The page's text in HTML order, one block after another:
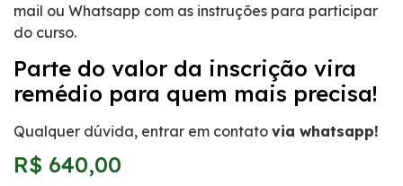
mail ou Whatsapp com as instruções para participar
do curso.
Parte do valor da inscrição vira
remédio para quem mais precisa!
Qualquer dúvida, entrar em contato via whatsapp!
R$ 640,00